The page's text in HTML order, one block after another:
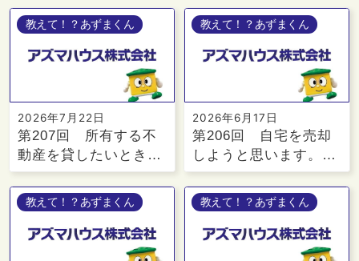
教えて！？あずまくん
2026年7月22日
第207回 所有する不
動産を貸したいとき…
教えて！？あずまくん
2026年6月17日
第206回 自宅を売却
しようと思います。…
教えて！？あずまくん 教えて！？あずまくん